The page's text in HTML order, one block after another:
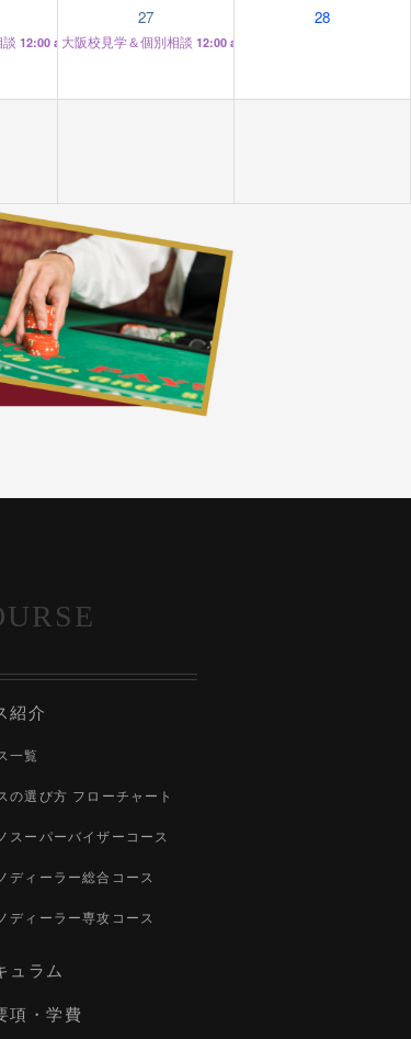
12:00 am
27
大阪校見学＆個別相談 12:00 am
28
紹介
一覧
の選び方 フローチャート
スーパーバイザーコース
ディーラー総合コース
ディーラー専攻コース
ュラム
項・学費